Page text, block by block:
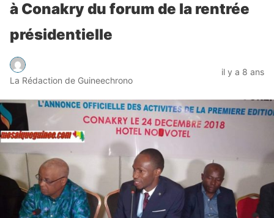
à Conakry du forum de la rentrée
présidentielle
La Rédaction de Guineechrono
il y a 8 ans